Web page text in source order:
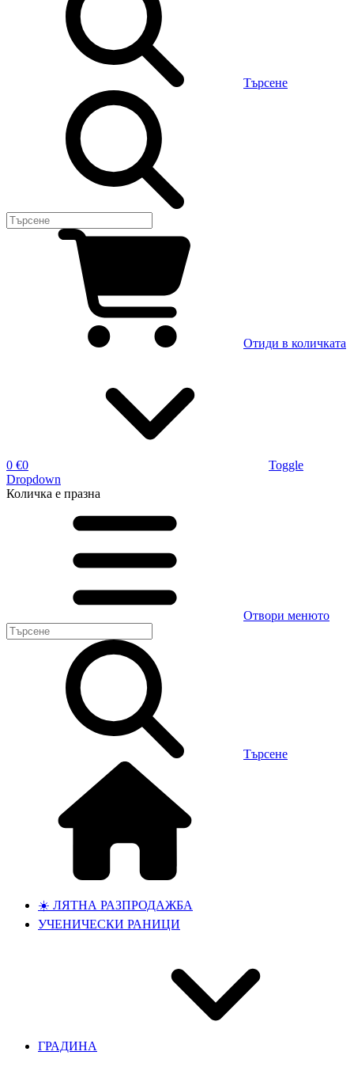
Търсене
Отиди в количката
0 €0
Toggle
Dropdown
Количка е празна
Отвори менюто
Търсене
☀️ ЛЯТНА РАЗПРОДАЖБА
УЧЕНИЧЕСКИ РАНИЦИ
ГРАДИНА